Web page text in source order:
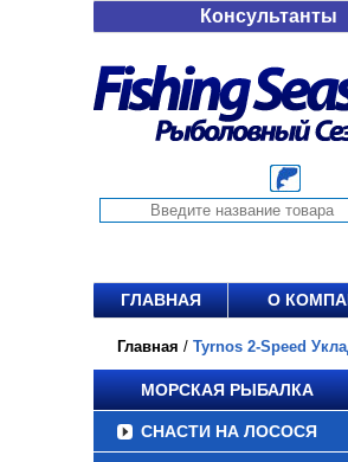
Консультанты
ГЛАВНАЯ О
Главная / Tyrnos 2-Speed
МОРСКАЯ РЫБАЛКА
СНАСТИ НА ЛОСОСЯ